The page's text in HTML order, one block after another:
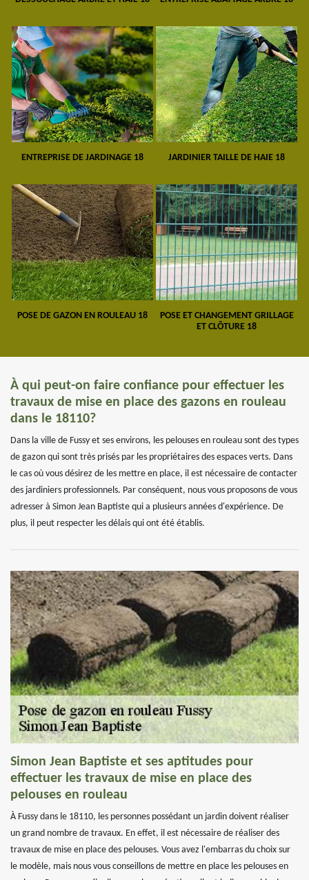
ENTREPRISE DE JARDINAGE 18 JARDINIER TAILLE DE HAIE 18
POSE DE GAZON EN ROULEAU 18
POSE ET CHANGEMENT GRILLAGE
ET CLÔTURE 18
À qui peut-on faire confiance pour effectuer les
travaux de mise en place des gazons en rouleau
dans le 18110?
Dans la ville de Fussy et ses environs, les pelouses en rouleau sont des types
de gazon qui sont très prisés par les propriétaires des espaces verts. Dans
le cas où vous désirez de les mettre en place, il est nécessaire de contacter
des jardiniers professionnels. Par conséquent, nous vous proposons de vous
adresser à Simon Jean Baptiste qui a plusieurs années d'expérience. De
plus, il peut respecter les délais qui ont été établis.
Simon Jean Baptiste et ses aptitudes pour
effectuer les travaux de mise en place des
pelouses en rouleau
À Fussy dans le 18110, les personnes possédant un jardin doivent réaliser
un grand nombre de travaux. En effet, il est nécessaire de réaliser des
travaux de mise en place des pelouses. Vous avez l'embarras du choix sur
le modèle, mais nous vous conseillons de mettre en place les pelouses en